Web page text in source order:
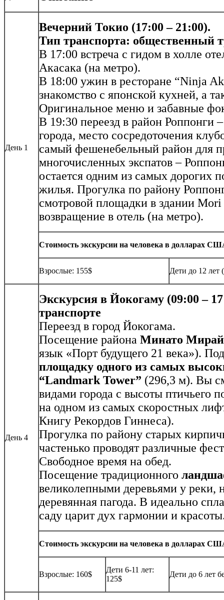
День 1
Вечерний Токио (17:00 – 21:00).
Тип транспорта: общественный
В 17:00 встреча с гидом в холле
Акасака (на метро).
В 18:00 ужин в ресторане “Ninja
знакомство с японской кухней, а
Оригинальное меню и забавные
В 19:30 переезд в район Роппонги
города, место сосредоточения
самый фешенебельный район для
многочисленных экспатов –
остается одним из самых дорогих
жилья. Прогулка по району
смотровой площадки в здании
возвращение в отель (на метро).
Стоимость экскурсии на человека в долларах
Взрослые: 155$ Дети до 12 лет
День 4
Экскурсия в Йокогаму (09:00 –
транспорте
Переезд в город Йокогама.
Посещение района Минато Мирай
язык «Порт будущего 21 века»).
площадку одного из самых
“Landmark Tower” (296,3 м). Вы
видами города с высоты птичьего
на одном из самых скоростных
Книгу Рекордов Гиннеса).
Прогулка по району старых
частенько проводят различные
Свободное время на обед.
Посещение традиционного
великолепными деревьями у реки,
деревянная пагода. В идеально
саду царит дух гармонии и
Стоимость экскурсии на человека в долларах
Взрослые: 160$
Дети 6-11 лет:
125$
Дети до 6 лет